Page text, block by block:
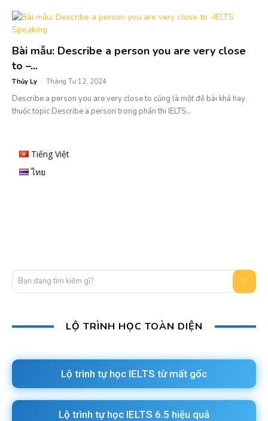
Bài mẫu: Describe a person you are very close
to –...
Thủy Ly - Tháng Tư 12, 2024
Describe a person you are very close to cũng là một đề bài khá hay
thuộc topic Describe a person trong phần thi IELTS...
Tiếng Việt
ไทย
Bạn đang tìm kiếm gì?
LỘ TRÌNH HỌC TOÀN DIỆN
Lộ trình tự học IELTS từ mất gốc
Lộ trình tự học IELTS 6.5 hiệu quả